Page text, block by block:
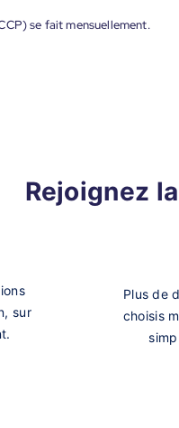
se fait mensuellement.
Rejoignez
sur
Plus de
choisis